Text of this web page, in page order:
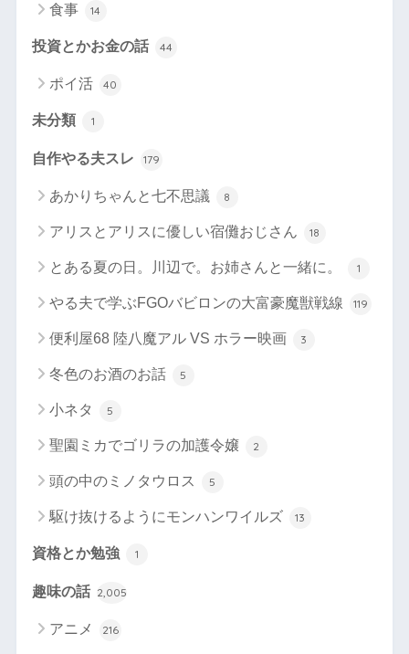
食事 14
投資とかお金の話 44
ポイ活 40
未分類 1
自作やる夫スレ 179
あかりちゃんと七不思議 8
アリスとアリスに優しい宿儺おじさん 18
とある夏の日。川辺で。お姉さんと一緒に。 1
やる夫で学ぶFGOバビロンの大富豪魔獣戦線 119
便利屋68 陸八魔アル VS ホラー映画 3
冬色のお酒のお話 5
小ネタ 5
聖園ミカでゴリラの加護令嬢 2
頭の中のミノタウロス 5
駆け抜けるようにモンハンワイルズ 13
資格とか勉強 1
趣味の話 2,005
アニメ 216